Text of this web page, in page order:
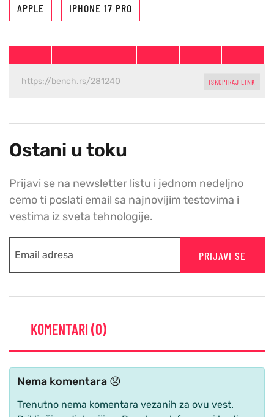
APPLE IPHONE 17 PRO
ISKOPIRAJ LINK
Ostani u toku
Prijavi se na newsletter listu i jednom nedeljno
cemo ti poslati email sa najnovijim testovima i
vestima iz sveta tehnologije.
PRIJAVI SE
KOMENTARI (0)
Nema komentara 😞
Trenutno nema komentara vezanih za ovu vest.